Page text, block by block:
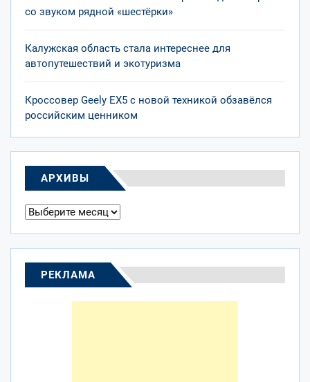
со звуком рядной «шестёрки»
Калужская область стала интереснее для
автопутешествий и экотуризма
Кроссовер Geely EX5 с новой техникой обзавёлся
российским ценником
АРХИВЫ
Архивы
РЕКЛАМА